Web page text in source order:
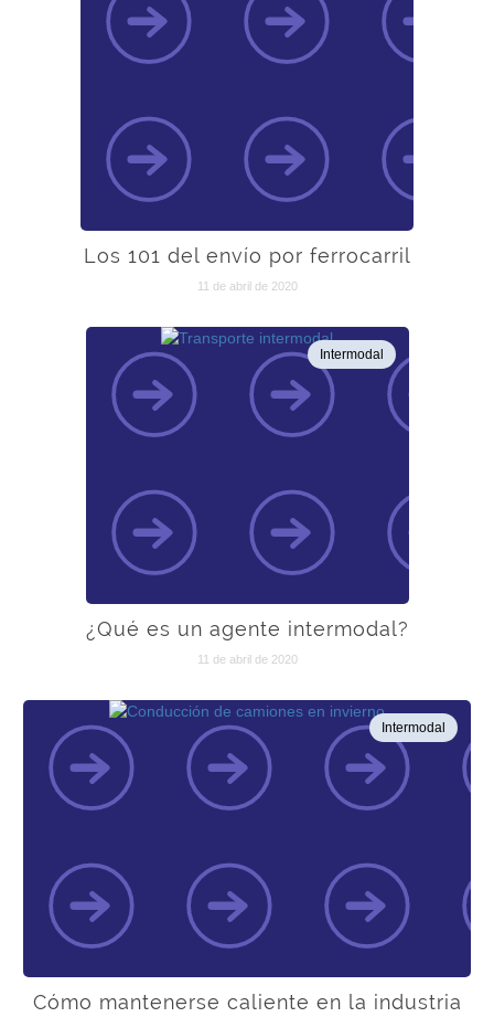
Los 101 del envío por ferrocarril
11 de abril de 2020
Intermodal
¿Qué es un agente intermodal?
11 de abril de 2020
Intermodal
Cómo mantenerse caliente en la industria